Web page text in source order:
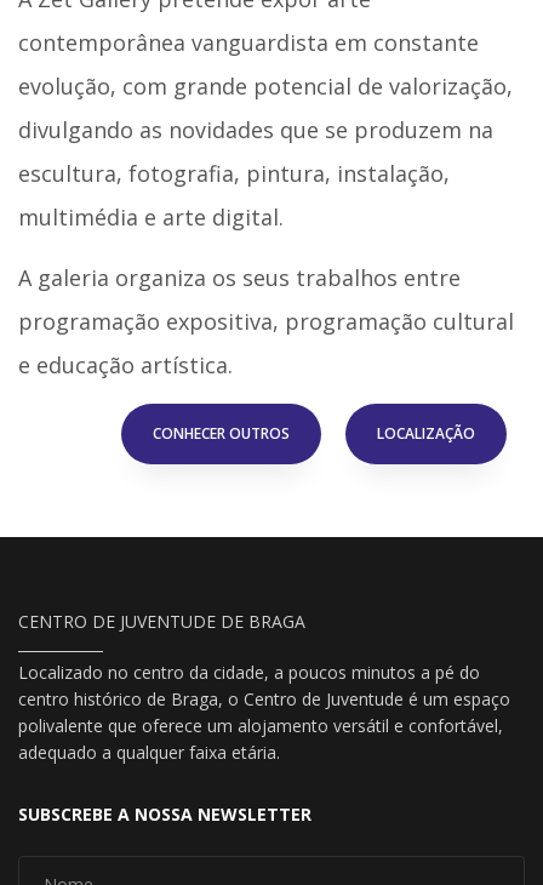
contemporânea vanguardista em constante
evolução, com grande potencial de valorização,
divulgando as novidades que se produzem na
escultura, fotografia, pintura, instalação,
multimédia e arte digital.
A galeria organiza os seus trabalhos entre
programação expositiva, programação cultural
e educação artística.
CONHECER OUTROS LOCALIZAÇÃO
CENTRO DE JUVENTUDE DE BRAGA
Localizado no centro da cidade, a poucos minutos a pé do
centro histórico de Braga, o Centro de Juventude é um espaço
polivalente que oferece um alojamento versátil e confortável,
adequado a qualquer faixa etária.
SUBSCREBE A NOSSA NEWSLETTER